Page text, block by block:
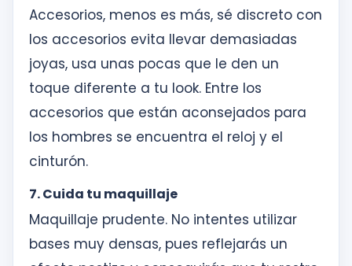
Accesorios, menos es más, sé discreto con
los accesorios evita llevar demasiadas
joyas, usa unas pocas que le den un
toque diferente a tu look. Entre los
accesorios que están aconsejados para
los hombres se encuentra el reloj y el
cinturón.
7. Cuida tu maquillaje
Maquillaje prudente. No intentes utilizar
bases muy densas, pues reflejarás un